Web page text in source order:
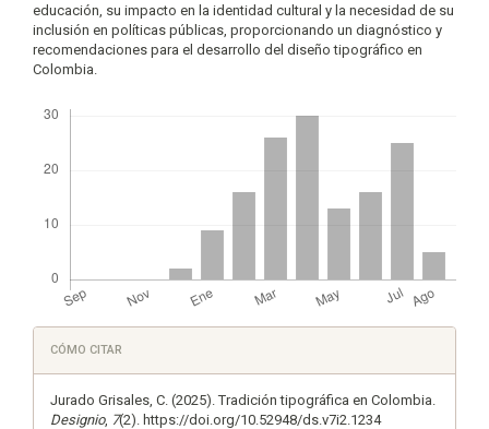
educación, su impacto en la identidad cultural y la necesidad de su
inclusión en políticas públicas, proporcionando un diagnóstico y
recomendaciones para el desarrollo del diseño tipográfico en
Colombia.
Detalles
del
artículo
CÓMO CITAR
Jurado Grisales, C. (2025). Tradición tipográfica en Colombia.
Designio, 7(2). https://doi.org/10.52948/ds.v7i2.1234